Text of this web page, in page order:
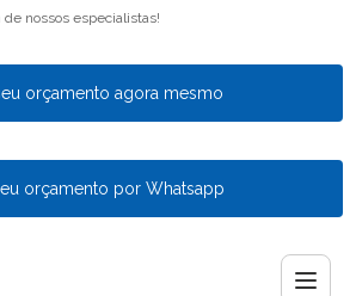
nossos especialistas!
orçamento agora mesmo
orçamento por Whatsapp